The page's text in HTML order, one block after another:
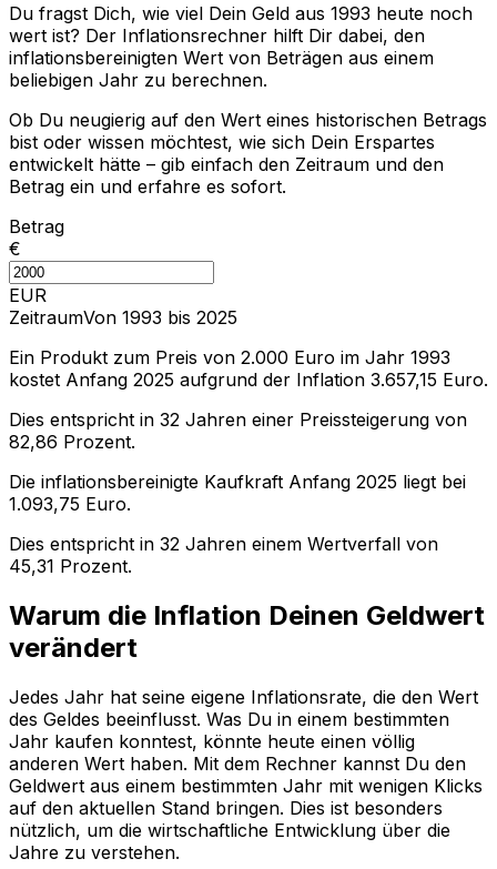
Du fragst Dich, wie viel Dein Geld aus 1993 heute noch
wert ist? Der Inflationsrechner hilft Dir dabei, den
inflationsbereinigten Wert von Beträgen aus einem
beliebigen Jahr zu berechnen.
Ob Du neugierig auf den Wert eines historischen Betrags
bist oder wissen möchtest, wie sich Dein Erspartes
entwickelt hätte – gib einfach den Zeitraum und den
Betrag ein und erfahre es sofort.
Betrag
€
EUR
ZeitraumVon 1993 bis 2025
Ein Produkt zum Preis von 2.000 Euro im Jahr 1993
kostet Anfang 2025 aufgrund der Inflation 3.657,15 Euro.
Dies entspricht in 32 Jahren einer Preissteigerung von
82,86 Prozent.
Die inflationsbereinigte Kaufkraft Anfang 2025 liegt bei
1.093,75 Euro.
Dies entspricht in 32 Jahren einem Wertverfall von
45,31 Prozent.
Warum die Inflation Deinen Geldwert
verändert
Jedes Jahr hat seine eigene Inflationsrate, die den Wert
des Geldes beeinflusst. Was Du in einem bestimmten
Jahr kaufen konntest, könnte heute einen völlig
anderen Wert haben. Mit dem Rechner kannst Du den
Geldwert aus einem bestimmten Jahr mit wenigen Klicks
auf den aktuellen Stand bringen. Dies ist besonders
nützlich, um die wirtschaftliche Entwicklung über die
Jahre zu verstehen.